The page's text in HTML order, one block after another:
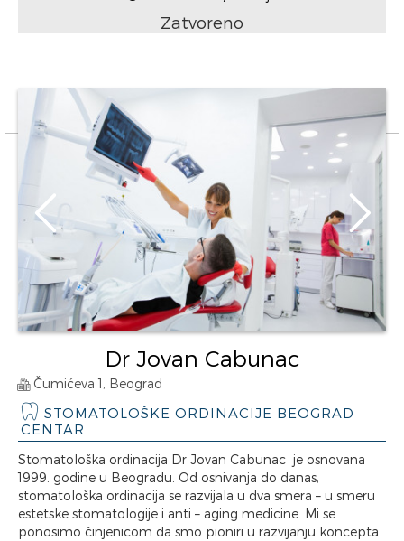
Zatvoreno
Dr Jovan Cabunac
Čumićeva 1, Beograd
STOMATOLOŠKE ORDINACIJE BEOGRAD
CENTAR
Stomatološka ordinacija Dr Jovan Cabunac je osnovana
1999. godine u Beogradu. Od osnivanja do danas,
stomatološka ordinacija se razvijala u dva smera – u smeru
estetske stomatologije i anti – aging medicine. Mi se
ponosimo činjenicom da smo pioniri u razvijanju koncepta